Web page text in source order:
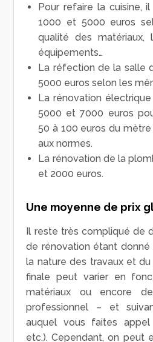
Pour refaire la cuisine,
1000 et 5000 euros
qualité des
équipements…
La réfection de la salle
5000 euros selon les
La rénovation
5000 et 7000 euros
50 à 100 euros du
aux normes.
La rénovation de la
et 2000 euros.
Une moyenne de prix
Il reste très compliqué de
de rénovation étant
la nature des travaux et
finale peut varier en
matériaux ou encore de
professionnel – et
auquel vous faites appel
etc.). Cependant, on peut